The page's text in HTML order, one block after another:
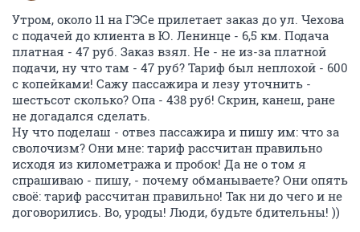
Утром, около 11 на ГЭСе прилетает заказ до ул. Чехова
с подачей до клиента в Ю. Ленинце - 6,5 км. Подача
платная - 47 руб. Заказ взял. Не - не из-за платной
подачи, ну что там - 47 руб? Тариф был неплохой - 600
с копейками! Сажу пассажира и лезу уточнить -
шестьсот сколько? Опа - 438 руб! Скрин, канеш, ране
не догадался сделать.
Ну что поделаш - отвез пассажира и пишу им: что за
сволочизм? Они мне: тариф рассчитан правильно
исходя из километража и пробок! Да не о том я
спрашиваю - пишу, - почему обманываете? Они опять
своё: тариф рассчитан правильно! Так ни до чего и не
договорились. Во, уроды! Люди, будьте бдительны! ))